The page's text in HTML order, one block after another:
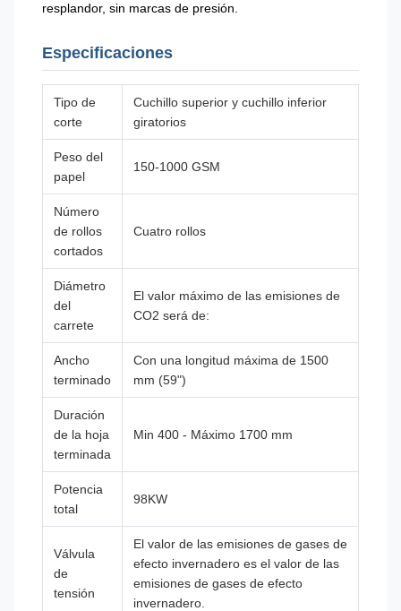
resplandor, sin marcas de presión.
Especificaciones
Tipo de
corte
Cuchillo superior y cuchillo inferior
giratorios
Peso del
papel
150-1000 GSM
Número
de rollos
cortados
Cuatro rollos
Diámetro
del
carrete
El valor máximo de las emisiones de
CO2 será de:
Ancho
terminado
Con una longitud máxima de 1500
mm (59")
Duración
de la hoja
terminada
Min 400 - Máximo 1700 mm
Potencia
total
98KW
Válvula
de
tensión
El valor de las emisiones de gases de
efecto invernadero es el valor de las
emisiones de gases de efecto
invernadero.